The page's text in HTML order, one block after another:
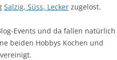
Salzig, Süss, Lecker zugelost.
Events und da fallen natürlich
beiden Hobbys Kochen und